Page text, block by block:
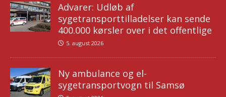
Advarer: Udløb af
sygetransporttilladelser kan sende
400.000 kørsler over i det offentlige
5. august 2026
Ny ambulance og el-
sygetransportvogn til Samsø